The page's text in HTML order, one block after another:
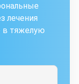
лечения
в тяжелую